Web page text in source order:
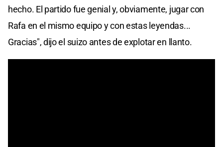
hecho. El partido fue genial y, obviamente, jugar con
Rafa en el mismo equipo y con estas leyendas...
Gracias", dijo el suizo antes de explotar en llanto.